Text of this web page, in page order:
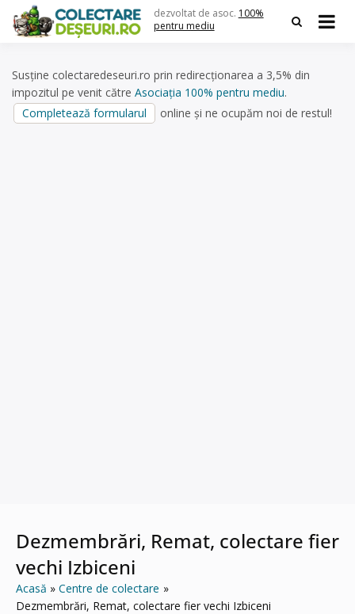
content
dezvoltat de asoc. 100%
pentru mediu
Susține colectaredeseuri.ro prin redirecționarea a 3,5% din
impozitul pe venit către Asociația 100% pentru mediu.
Completează formularul
online și ne ocupăm noi de restul!
Dezmembrări, Remat, colectare fier
vechi Izbiceni
Acasă
Centre de colectare
Dezmembrări, Remat, colectare fier vechi Izbiceni